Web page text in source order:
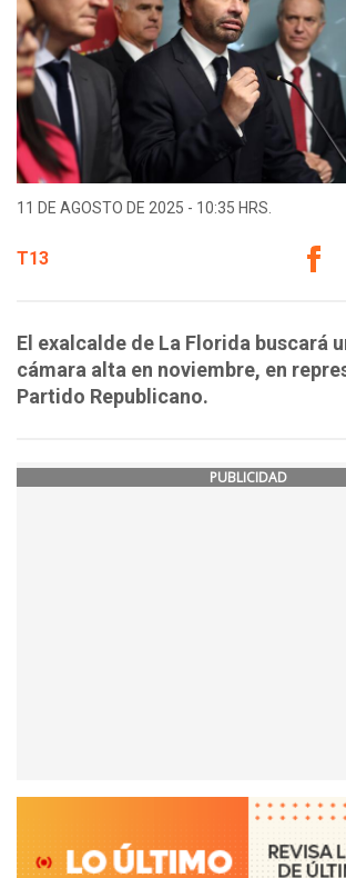
11 DE AGOSTO DE 2025 - 10:35 HRS.
T13
El exalcalde de La Florida buscará
cámara alta en noviembre, en
Partido Republicano.
PUBLICIDAD